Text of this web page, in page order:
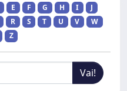
E F G H I
J
R S T U V
W
Z